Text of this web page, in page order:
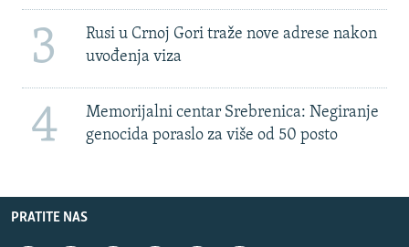
3
Rusi u Crnoj Gori traže nove adrese nakon
uvođenja viza
4
Memorijalni centar Srebrenica: Negiranje
genocida poraslo za više od 50 posto
PRATITE NAS